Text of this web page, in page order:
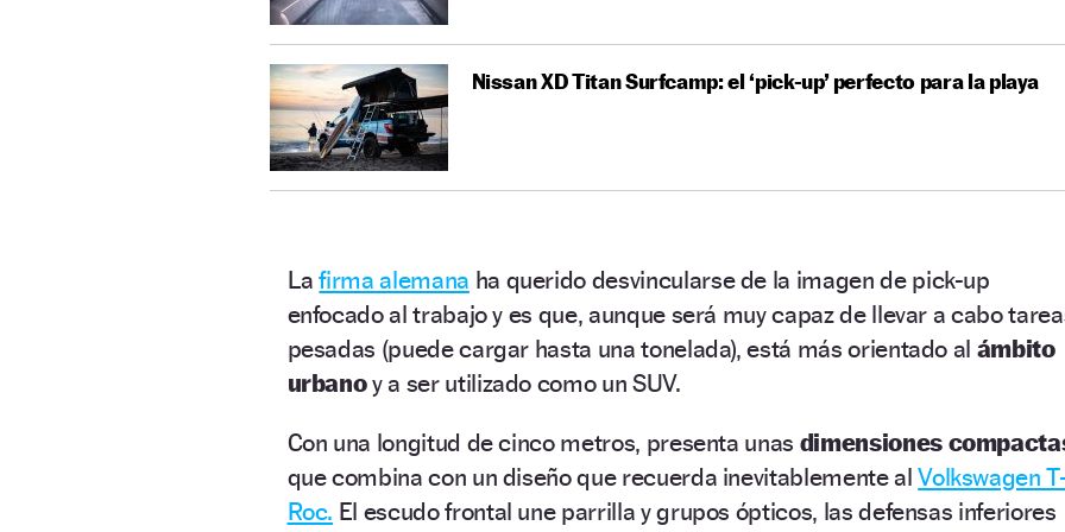
Nissan XD Titan Surfcamp: el ‘pick-up’ perfecto para la playa
Lafirma alemana ha querido desvincularse de la imagen de pick-up
enfocado al trabajo y es que, aunque será muy capaz de llevar a cabo
pesadas (puede cargar hasta una tonelada), está más orientado al ámbito
urbanoy a ser utilizado como un SUV.
Con una longitud de cinco metros, presenta unas dimensiones
que combina con un diseño que recuerda inevitablemente alVolkswagen
Roc. El escudo frontal une parrilla y grupos ópticos, las defensas inferiores